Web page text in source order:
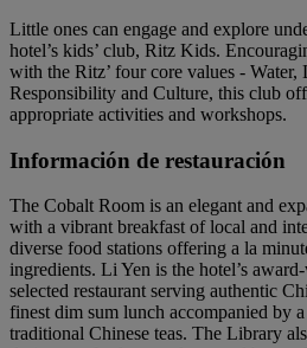
Little ones can engage and explore
hotel’s kids’ club, Ritz Kids.
with the Ritz’ four core values -
Responsibility and Culture, this club
appropriate activities and workshops.
Información de restauración
The Cobalt Room is an elegant and
with a vibrant breakfast of local and
diverse food stations offering a la
ingredients. Li Yen is the hotel’s
selected restaurant serving authentic
finest dim sum lunch accompanied by
traditional Chinese teas. The Library